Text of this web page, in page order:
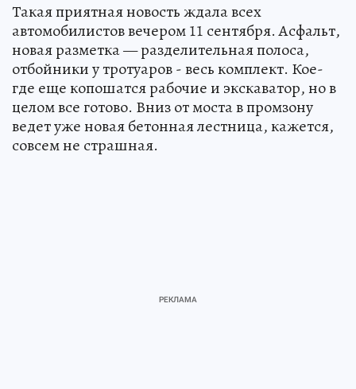
Такая приятная новость ждала всех
автомобилистов вечером 11 сентября. Асфальт,
новая разметка — разделительная полоса,
отбойники у тротуаров - весь комплект. Кое-
где еще копошатся рабочие и экскаватор, но в
целом все готово. Вниз от моста в промзону
ведет уже новая бетонная лестница, кажется,
совсем не страшная.